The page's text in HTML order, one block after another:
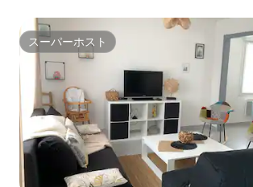
スーパーホスト
スーパーホスト